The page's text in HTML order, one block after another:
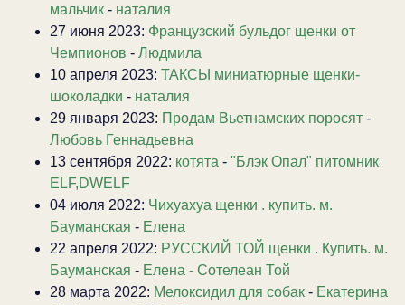
мальчик - наталия
27 июня 2023: Французский бульдог щенки от
Чемпионов - Людмила
10 апреля 2023: ТАКСЫ миниатюрные щенки-
шоколадки - наталия
29 января 2023: Продам Вьетнамских поросят -
Любовь Геннадьевна
13 сентября 2022: котята - "Блэк Опал" питомник
ELF,DWELF
04 июля 2022: Чихуахуа щенки . купить. м.
Бауманская - Елена
22 апреля 2022: РУССКИЙ ТОЙ щенки . Купить. м.
Бауманская - Елена - Сотелеан Той
28 марта 2022: Мелоксидил для собак - Екатерина